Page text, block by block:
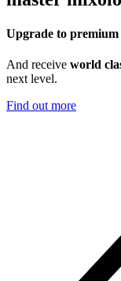
Upgrade to premium
And receive world
next level.
Find out more